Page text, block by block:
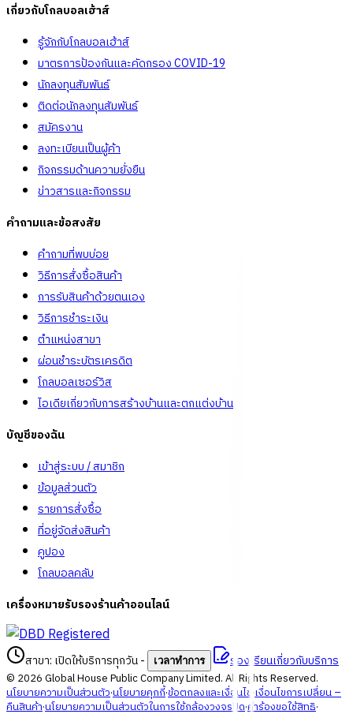
เกี่ยวกับโกลบอลเฮ้าส์
รู้จักกับโกลบอลเฮ้าส์
มาตรการป้องกันและคัดกรอง COVID-19
นักลงทุนสัมพันธ์
ติดต่อนักลงทุนสัมพันธ์
สมัครงาน
ลงทะเบียนเป็นผู้ค้า
กิจกรรมด้านความยั่งยืน
ข่าวสารและกิจกรรม
คำถามและข้อสงสัย
คำถามที่พบบ่อย
วิธีการสั่งซื้อสินค้า
การรับสินค้าด้วยตนเอง
วิธีการชำระเงิน
ตำแหน่งสาขา
ผ่อนชำระบัตรเครดิต
โกลบอลเซอร์วิส
ไอเดียเกี่ยวกับการสร้างบ้านและตกแต่งบ้าน
บัญชีของฉัน
เข้าสู่ระบบ / สมาชิก
ข้อมูลส่วนตัว
รายการสั่งซื้อ
ที่อยู่จัดส่งสินค้า
คูปอง
โกลบอลคลับ
เครื่องหมายรับรองร้านค้าออนไลน์
สาขา: เปิดให้บริการทุกวัน- เวลาทำการ ร้องเรียนเกี่ยวกับบริการ
© 2026Global House Public Company Limited. All Rights Reserved.
นโยบายความเป็นส่วนตัว·นโยบายคุกกี้·ข้อตกลงและเงื่อนไข·เงื่อนไขการเปลี่ยน –
คืนสินค้า·นโยบายความเป็นส่วนตัวในการใช้กล้องวงจรปิด·คำร้องขอใช้สิทธิ·